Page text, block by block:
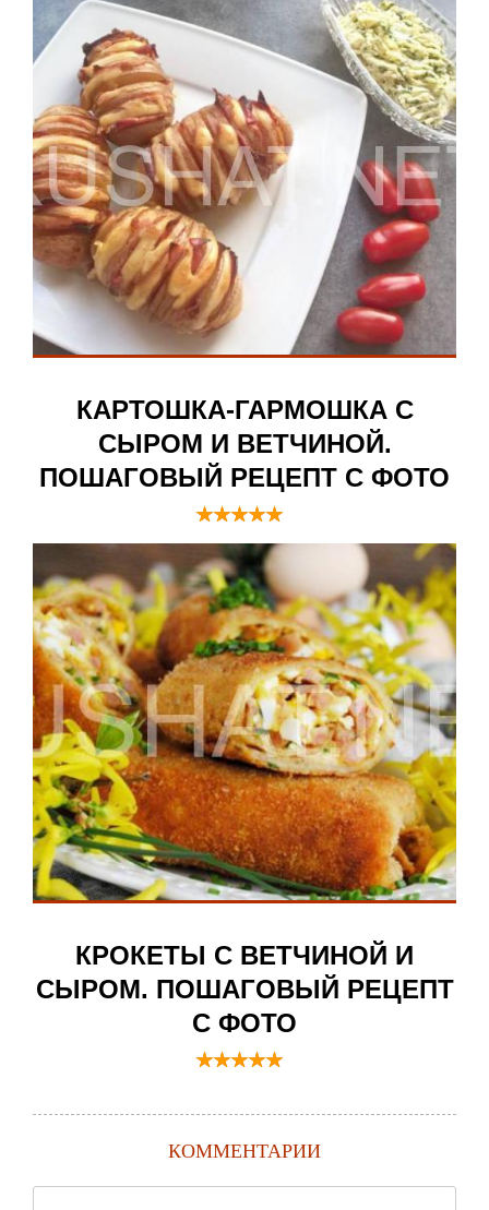
КАРТОШКА-ГАРМОШКА С
СЫРОМ И ВЕТЧИНОЙ.
ПОШАГОВЫЙ РЕЦЕПТ С ФОТО
КРОКЕТЫ С ВЕТЧИНОЙ И
СЫРОМ. ПОШАГОВЫЙ РЕЦЕПТ
С ФОТО
КОММЕНТАРИИ